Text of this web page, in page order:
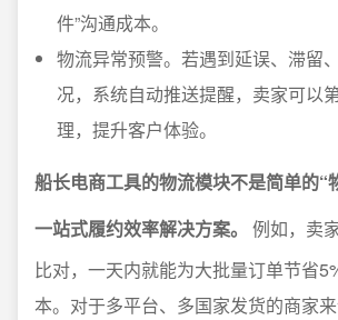
件”沟通成本。
物流异常预警。若遇到延误、滞留
况，系统自动推送提醒，卖家可以
理，提升客户体验。
船长电商工具的物流模块不是简单的“
一站式履约效率解决方案。
例如，卖
比对，一天内就能为大批量订单节省
本。对于多平台、多国家发货的商家来